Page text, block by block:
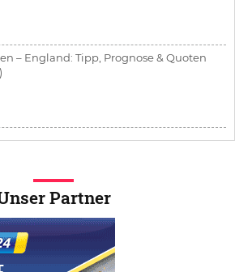
– England: Tipp, Prognose & Quoten
Partner